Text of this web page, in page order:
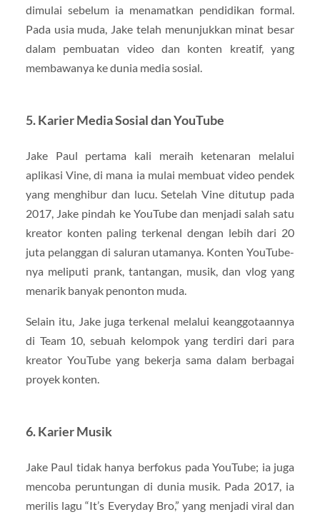
dimulai sebelum ia menamatkan pendidikan formal.
Pada usia muda, Jake telah menunjukkan minat besar
dalam pembuatan video dan konten kreatif, yang
membawanya ke dunia media sosial.
5.Karier Media Sosial dan YouTube
Jake Paul pertama kali meraih ketenaran melalui
aplikasi Vine, di mana ia mulai membuat video pendek
yang menghibur dan lucu. Setelah Vine ditutup pada
2017, Jake pindah ke YouTube dan menjadi salah satu
kreator konten paling terkenal dengan lebih dari 20
juta pelanggan di saluran utamanya. Konten YouTube-
nya meliputi prank, tantangan, musik, dan vlog yang
menarik banyak penonton muda.
Selain itu, Jake juga terkenal melalui keanggotaannya
di Team 10, sebuah kelompok yang terdiri dari para
kreator YouTube yang bekerja sama dalam berbagai
proyek konten.
6.Karier Musik
Jake Paul tidak hanya berfokus pada YouTube; ia juga
mencoba peruntungan di dunia musik. Pada 2017, ia
merilis lagu “It’s Everyday Bro,” yang menjadi viral dan